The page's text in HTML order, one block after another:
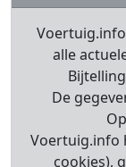
alle
De
Voertuig.info
cookies),